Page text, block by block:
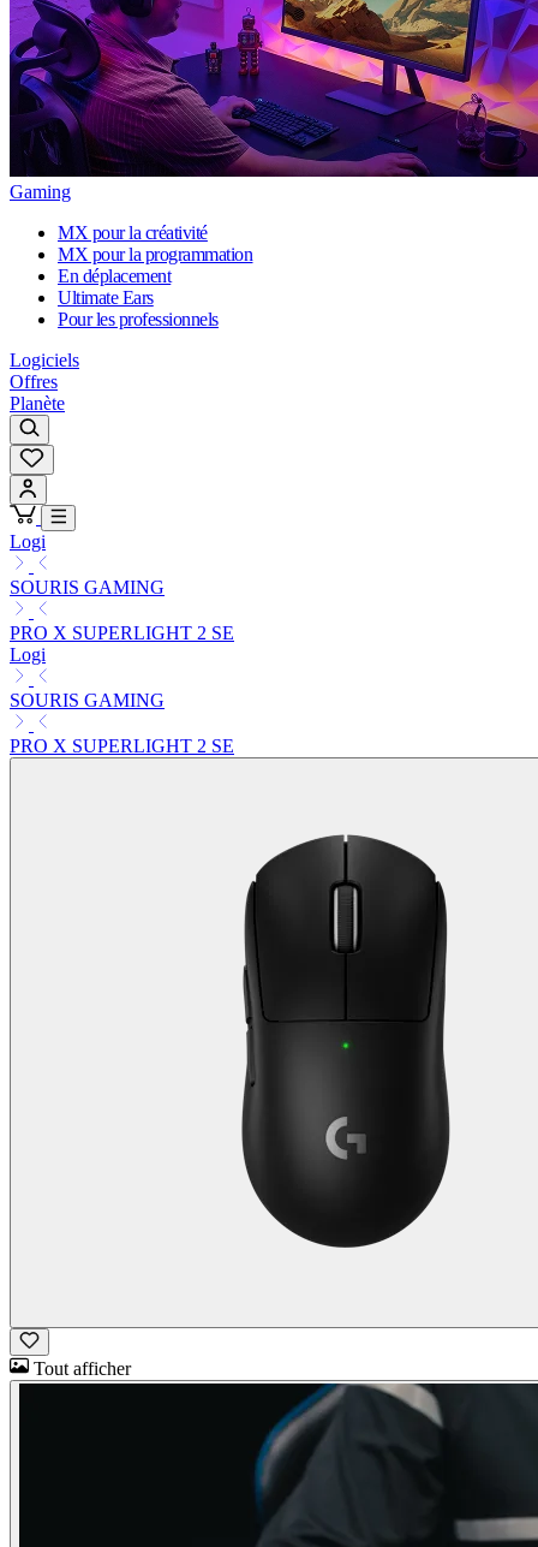
Gaming
MX pour la créativité
MX pour la programmation
En déplacement
Ultimate Ears
Pour les professionnels
Logiciels
Offres
Planète
Logi
SOURIS GAMING
PRO X SUPERLIGHT 2 SE
Logi
SOURIS GAMING
PRO X SUPERLIGHT 2 SE
Tout afficher